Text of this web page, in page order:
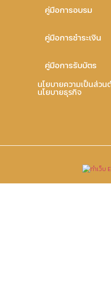
คู่มือการอบรม
คู่มือการชำระเงิน
คู่มือการรับบัตร
นโยบายความเป็นส่วน
นโยบายธุรกิจ